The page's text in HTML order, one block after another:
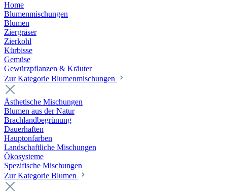
Home
Blumenmischungen
Blumen
Ziergräser
Zierkohl
Kürbisse
Gemüse
Gewürzpflanzen & Kräuter
Zur Kategorie Blumenmischungen
Ästhetische Mischungen
Blumen aus der Natur
Brachlandbegrünung
Dauerhaften
Hauptonfarben
Landschaftliche Mischungen
Ökosysteme
Spezifische Mischungen
Zur Kategorie Blumen